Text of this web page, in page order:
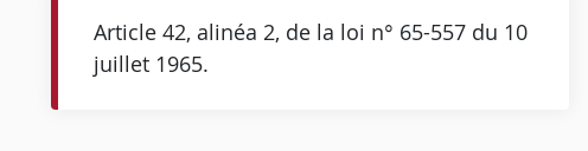
Article 42, alinéa 2, de la loi n° 65-557 du 10
juillet 1965.